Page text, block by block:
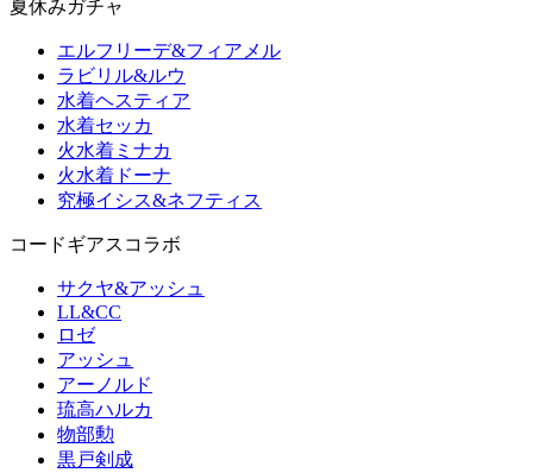
夏休みガチャ
エルフリーデ&フィアメル
ラビリル&ルウ
水着ヘスティア
水着セッカ
火水着ミナカ
火水着ドーナ
究極イシス&ネフティス
コードギアスコラボ
サクヤ&アッシュ
LL&CC
ロゼ
アッシュ
アーノルド
琉高ハルカ
物部勲
黒戸剣成